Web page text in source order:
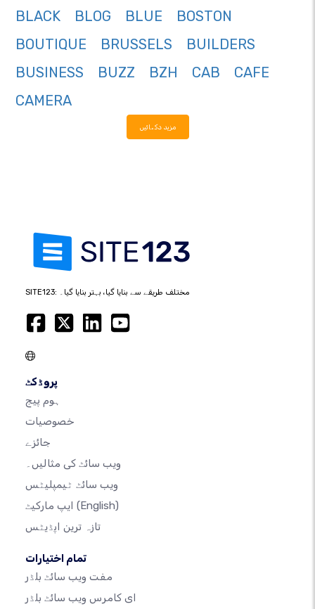
BLACK
BLOG BLUE
BOSTON
BOUTIQUE
BRUSSELS
BUILDERS
BUSINESS
BUZZ BZH CAB
CAFE
CAMERA
مزید دکھائیں
SITE123: مختلف طریقے سے بنایا گیا، بہتر بنایا گیا۔
پروڈکٹ
ہوم پیج
خصوصیات
جائزے
ویب سائٹ کی مثالیں۔
ویب سائٹ ٹیمپلیٹس
(English)
تازہ ترین اپڈیٹس
تمام اختیارات
مفت ویب سائٹ بلڈر
ای کامرس ویب سائٹ بلڈر